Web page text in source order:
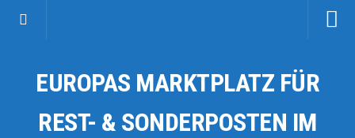
Kategorien
Auto & Motorrad
EUROPAS MARKTPLATZ FÜR
REST- & SONDERPOSTEN IM